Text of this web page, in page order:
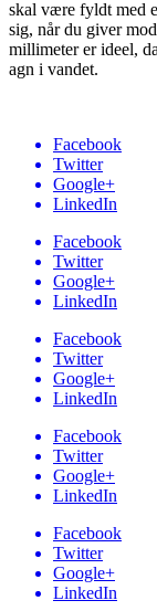
skal være fyldt med
sig, når du giver
millimeter er ideel,
agn i vandet.
Facebook
Twitter
Google+
LinkedIn
Facebook
Twitter
Google+
LinkedIn
Facebook
Twitter
Google+
LinkedIn
Facebook
Twitter
Google+
LinkedIn
Facebook
Twitter
Google+
LinkedIn